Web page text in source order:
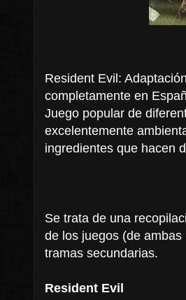
Resident Evil:
completamente en
Juego popular de
excelentemente
ingredientes que hacen
Se trata de una
de los juegos (de
tramas secundarias.
Resident Evil